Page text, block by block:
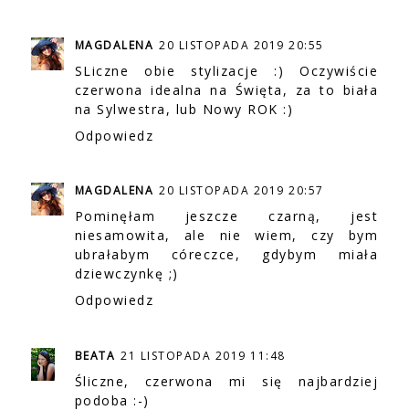
MAGDALENA 20 LISTOPADA 2019 20:55
SLiczne obie stylizacje :) Oczywiście
czerwona idealna na Święta, za to biała
na Sylwestra, lub Nowy ROK :)
Odpowiedz
MAGDALENA 20 LISTOPADA 2019 20:57
Pominęłam jeszcze czarną, jest
niesamowita, ale nie wiem, czy bym
ubrałabym córeczce, gdybym miała
dziewczynkę ;)
Odpowiedz
BEATA 21 LISTOPADA 2019 11:48
Śliczne, czerwona mi się najbardziej
podoba :-)